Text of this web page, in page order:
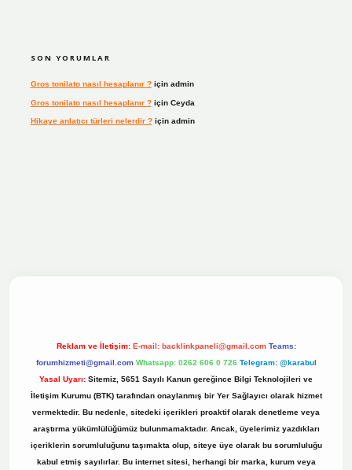
SON YORUMLAR
Gros tonilato nasıl hesaplanır ?için admin
Gros tonilato nasıl hesaplanır ?için Ceyda
Hikaye anlatıcı türleri nelerdir ?için admin
Reklam ve İletişim: E-mail: backlinkpaneli@gmail.com Teams:
forumhizmeti@gmail.com Whatsapp: 0262 606 0 726 Telegram: @karabul
Yasal Uyarı: Sitemiz, 5651 Sayılı Kanun gereğince Bilgi Teknolojileri ve
İletişim Kurumu (BTK) tarafından onaylanmış bir Yer Sağlayıcı olarak hizmet
vermektedir. Bu nedenle, sitedeki içerikleri proaktif olarak denetleme veya
araştırma yükümlülüğümüz bulunmamaktadır. Ancak, üyelerimiz yazdıkları
içeriklerin sorumluluğunu taşımakta olup, siteye üye olarak bu sorumluluğu
kabul etmiş sayılırlar. Bu internet sitesi, herhangi bir marka, kurum veya